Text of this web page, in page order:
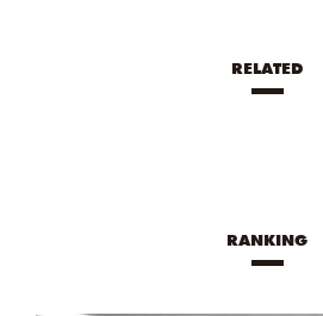
RELATED
RANKING